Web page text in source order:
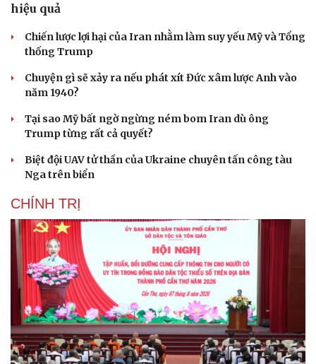
hiệu quả
Chiến lược lợi hại của Iran nhằm làm suy yếu Mỹ và Tổng
thống Trump
Chuyện gì sẽ xảy ra nếu phát xít Đức xâm lược Anh vào
năm 1940?
Tại sao Mỹ bất ngờ ngừng ném bom Iran dù ông
Trump từng rất cả quyết?
Biệt đội UAV tử thần của Ukraine chuyên tấn công tàu
Nga trên biển
CHÍNH TRỊ